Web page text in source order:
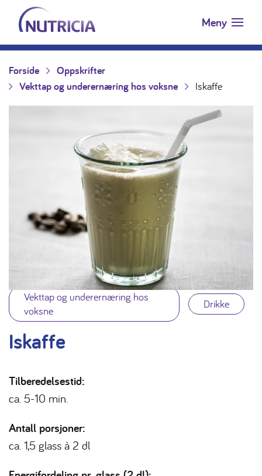
Hopp til innholdet
Nutricia.no Meny
Forside
Oppskrifter
Vekttap og underernæring hos voksne
Iskaffe
Vekttap og underernæring hos
voksne
Drikke
Iskaffe
Tilberedelsestid:
ca. 5-10 min.
Antall porsjoner:
ca. 1,5 glass à 2 dl